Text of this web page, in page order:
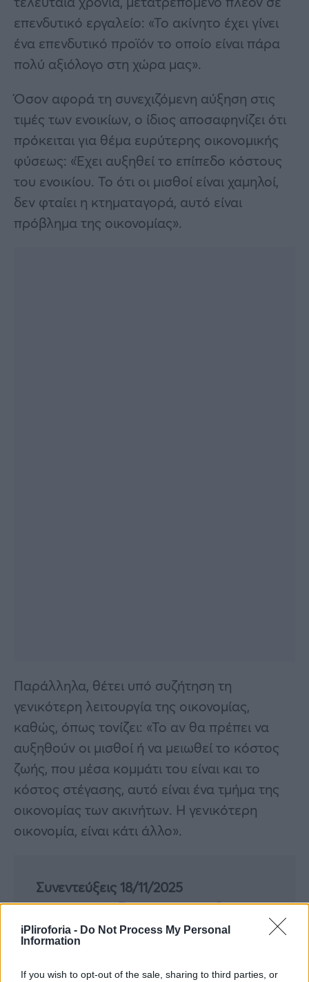
iPliroforia - Do Not Process My Personal
Information
If you wish to opt-out of the sale, sharing to third parties, or
επενδυτικό εργαλείο: «Το ακίνητο έχει γίνει
ένα επενδυτικό προϊόν το οποίο είναι πάρα
πολύ αξιόλογο στη χώρα μας».
Όσον αφορά τη συνεχιζόμενη αύξηση στις
τιμές των ενοικίων, ο ίδιος αποσαφηνίζει ότι
πρόκειται για θέμα ευρύτερης οικονομικής
φύσεως: «Έχει αυξηθεί το επίπεδο κόστους
του ενοικίου. Το ότι οι μισθοί είναι χαμηλοί,
δεν φταίει η κτηματαγορά, αυτό είναι
πρόβλημα της οικονομίας».
Παράλληλα, θέτει υπό συζήτηση τη
γενικότερη λειτουργία της οικονομίας,
καθώς, όπως τονίζει: «Το αν θα πρέπει να
αυξηθούν οι μισθοί ή να μειωθεί το κόστος
ζωής, που μέσα κομμάτι του είναι και το
κόστος στέγασης, αυτό είναι ένα τμήμα της
οικονομίας των ακινήτων. Η γενικότερη
οικονομία, είναι κάτι άλλο».
Συνεντεύξεις 18/11/2025
Δήμητρα Δερζέκου: «Λέω τη δική μου
αλήθεια»